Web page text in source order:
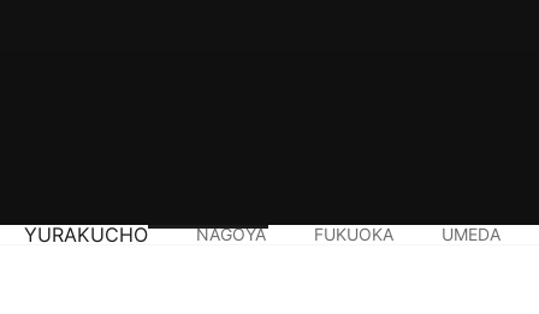
YURAKUCHO NAGOYA FUKUOKA UMEDA